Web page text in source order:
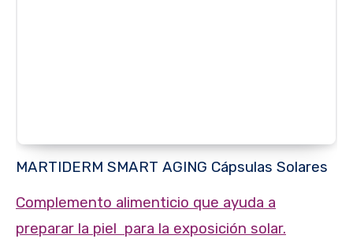
MARTIDERM SMART AGING Cápsulas Solares
Complemento alimenticio que ayuda a
preparar la piel para la exposición solar.